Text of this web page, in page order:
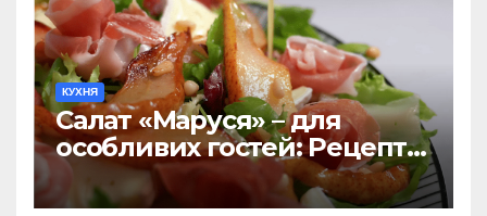
КУХНЯ
Салат «Маруся» – для
особливих гостей: Рецепт-
хіт 2026